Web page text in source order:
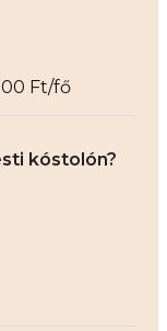
Ft/fő
kóstolón?